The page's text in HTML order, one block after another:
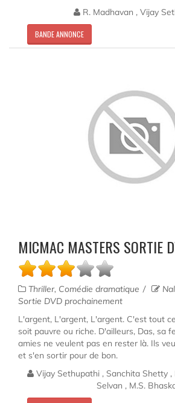
R. Madhavan , Vijay
BANDE ANNONCE
MICMAC MASTERS SORTIE
Thriller, Comédie dramatique
Sortie DVD prochainement
L'argent, L'argent, L'argent. C'est tout
soit pauvre ou riche. D'ailleurs, Das, sa
amies ne veulent pas en rester là. Ils
et s'en sortir pour de bon.
Vijay Sethupathi , Sanchita Shetty ,
Selvan , M.S.